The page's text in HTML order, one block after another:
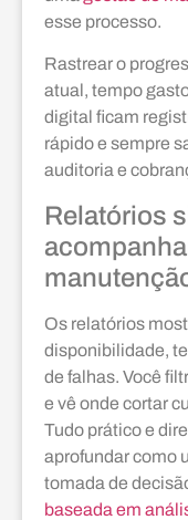
esse processo.
Rastrear o
atual, tempo
digital ficam
rápido e sempre
auditoria e
Relatórios
Os relatórios
disponibilidade,
de falhas. Você
e vê onde cortar
Tudo prático e
aprofundar como
tomada de
baseada em